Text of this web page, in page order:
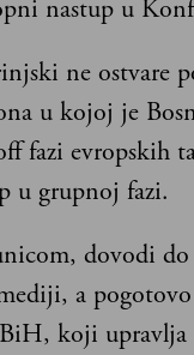
nastup u
ne ostvare
u kojoj je
fazi evropskih
u grupnoj fazi.
dovodi
a
BiH, koji